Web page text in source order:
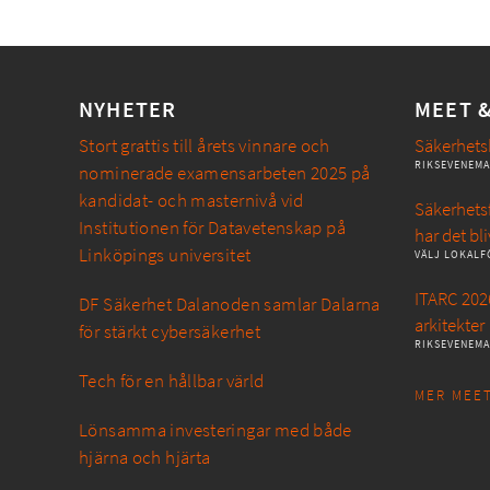
NYHETER
Stort grattis till årets vinnare och
nominerade examensarbeten 2025 på
kandidat- och masternivå vid
Institutionen för Datavetenskap på
Linköpings universitet
DF Säkerhet Dalanoden samlar Dalarna
för stärkt cybersäkerhet
Tech för en hållbar värld
Lönsamma investeringar med både
hjärna och hjärta
MEET
har det
VÄLJ
ITARC
arkitekter
MER